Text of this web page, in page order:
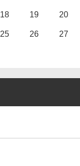
18 19 20
25 26 27